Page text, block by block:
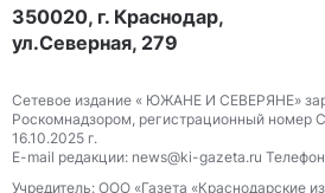
350020, г. Краснодар,
ул.Северная, 279
Сетевое издание « ЮЖАНЕ И СЕВЕРЯНЕ»
Роскомнадзором, регистрационный
16.10.2025 г.
E-mail редакции: news@ki-gazeta.ru
Учредитель: ООО «Газета «Краснодарские